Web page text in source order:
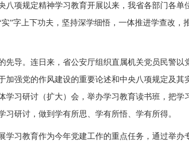
八项规定精神学习教育开展以来，我省各部门各单
”字上下功夫，坚持深学细悟，一体推进学查改，
先导。连日来，省公安厅组织直属机关党员民警以
加强党的作风建设的重要论述和中央八项规定及其
学习研讨（扩大）会，举办学习教育读书班，把学
习研讨，做到学有所思、学有所悟、学有所得。
学习教育作为今年党建工作的重点任务，通过举办